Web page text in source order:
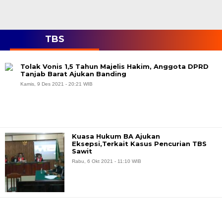
TBS
Tolak Vonis 1,5 Tahun Majelis Hakim, Anggota DPRD
Tanjab Barat Ajukan Banding
Kamis, 9 Des 2021 - 20:21 WIB
Kuasa Hukum BA Ajukan
Eksepsi,Terkait Kasus Pencurian TBS
Sawit
Rabu, 6 Okt 2021 - 11:10 WIB